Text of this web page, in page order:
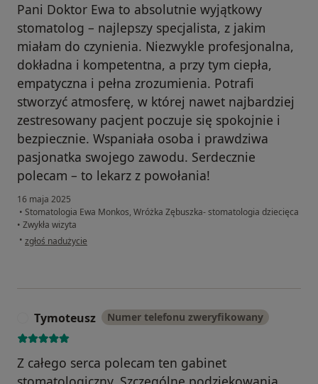
Pani Doktor Ewa to absolutnie wyjątkowy
stomatolog – najlepszy specjalista, z jakim
miałam do czynienia. Niezwykle profesjonalna,
dokładna i kompetentna, a przy tym ciepła,
empatyczna i pełna zrozumienia. Potrafi
stworzyć atmosferę, w której nawet najbardziej
zestresowany pacjent poczuje się spokojnie i
bezpiecznie. Wspaniała osoba i prawdziwa
pasjonatka swojego zawodu. Serdecznie
polecam – to lekarz z powołania!
16 maja 2025
• Stomatologia Ewa Monkos, Wróżka Zębuszka- stomatologia dziecięca
• Zwykła wizyta
• w opinii użytkownika Maria
zgłoś nadużycie
Tymoteusz Numer telefonu zweryfikowany
Z całego serca polecam ten gabinet